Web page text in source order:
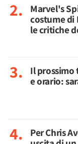
Marvel's
costume di
le critiche
Il prossimo
e orario:
Per Chris